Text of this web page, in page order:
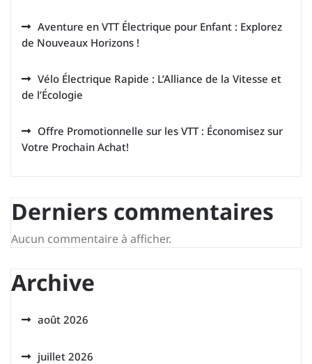
Aventure en VTT Électrique pour Enfant : Explorez
de Nouveaux Horizons !
Vélo Électrique Rapide : L’Alliance de la Vitesse et
de l’Écologie
Offre Promotionnelle sur les VTT : Économisez sur
Votre Prochain Achat!
Derniers commentaires
Aucun commentaire à afficher.
Archive
août 2026
juillet 2026